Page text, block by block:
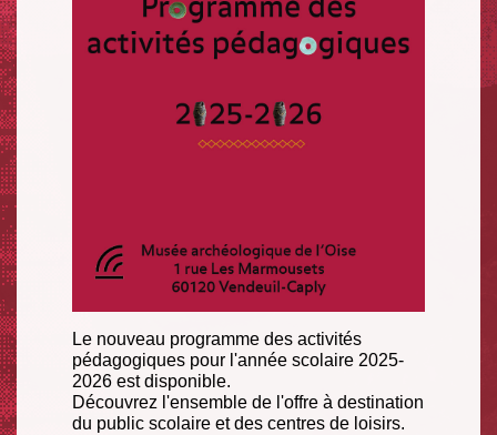
Le nouveau programme des activités
pédagogiques pour l'année scolaire 2025-
2026 est disponible.
Découvrez l'ensemble de l'offre à destination
du public scolaire et des centres de loisirs.